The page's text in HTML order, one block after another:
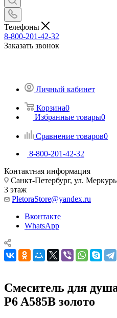
Телефоны
8-800-201-42-32
Заказать звонок
Личный кабинет
Корзина0
Избранные товары0
Сравнение товаров0
8-800-201-42-32
Контактная информация
Санкт-Петербург, ул.
3 этаж
PletoraStore@yandex.ru
Вконтакте
WhatsApp
Смеситель для
P6 A585B золото